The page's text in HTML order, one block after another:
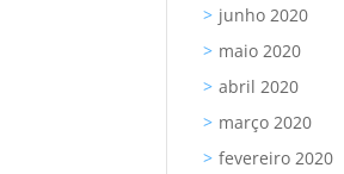
junho 2020
maio 2020
abril 2020
março 2020
fevereiro 2020